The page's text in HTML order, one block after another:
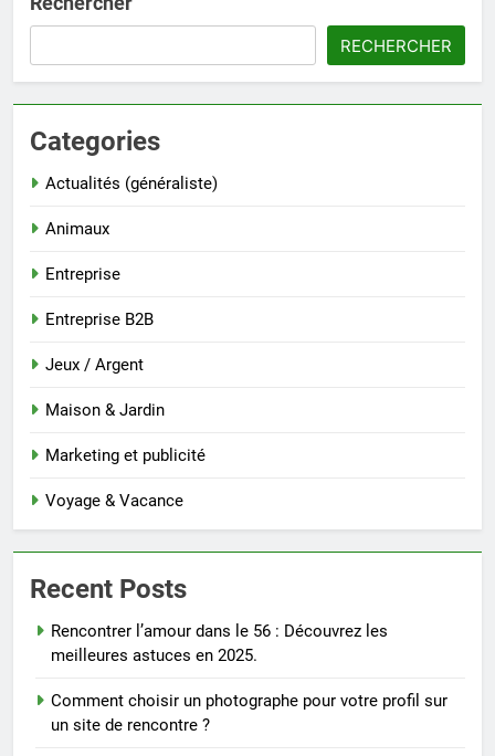
RECHERCHER
Categories
Actualités (généraliste)
Animaux
Entreprise
Entreprise B2B
Jeux / Argent
Maison & Jardin
Marketing et publicité
Voyage & Vacance
Recent Posts
Rencontrer l’amour dans le 56 : Découvrez les
meilleures astuces en 2025.
Comment choisir un photographe pour votre profil sur
un site de rencontre ?